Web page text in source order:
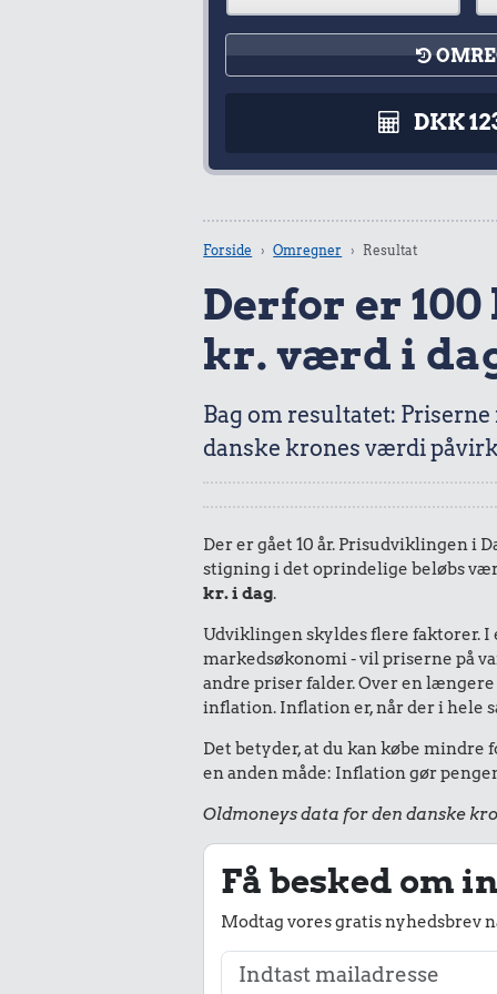
DKK
Forside Omregner Resultat
Derfor er 100
kr. værd i
Bag om resultatet: Priserne
danske krones værdi
Der er gået 10 år. Prisudviklingen i
stigning i det oprindelige beløbs
kr. i dag.
Udviklingen skyldes flere faktorer. I
markedsøkonomi - vil priserne på
andre priser falder. Over en
inflation. Inflation er, når der i hele
Det betyder, at du kan købe mindre
en anden måde: Inflation gør
Oldmoneys data for den danske
Få besked om
Modtag vores gratis nyhedsbrev